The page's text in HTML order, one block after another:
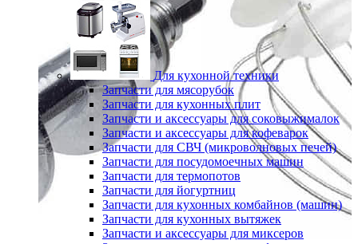
Для кухонной техники
Запчасти для мясорубок
Запчасти для кухонных плит
Запчасти и аксессуары для соковыжималок
Запчасти и аксессуары для кофеварок
Запчасти для СВЧ (микроволновых печей)
Запчасти для посудомоечных машин
Запчасти для термопотов
Запчасти для йогуртниц
Запчасти для кухонных комбайнов (машин)
Запчасти для кухонных вытяжек
Запчасти и аксессуары для миксеров